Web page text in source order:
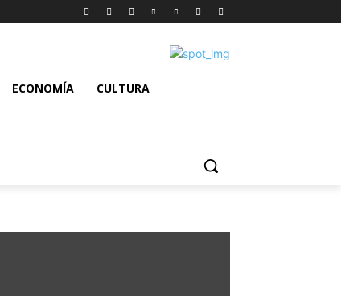
ECONOMÍA CULTURA